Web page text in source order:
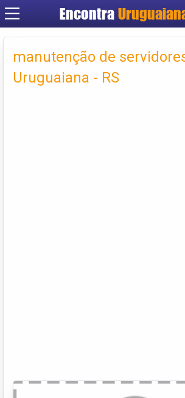
Encontra
Cadastrar
Criar conta
manutenção de
Uruguaiana - RS